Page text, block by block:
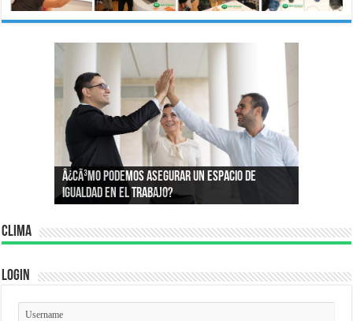
Â¿CÃ³mo podemos asegurar un espacio de
igualdad en el trabajo?
Â¿Por quÃ© compramos lo que compramos?:
Conoce la psicologÃ­a que define nuestros
consumos
Clima
Login